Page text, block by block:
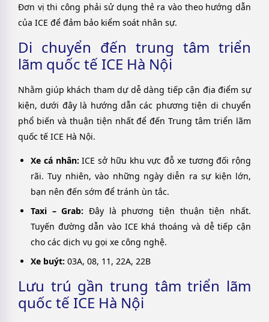
Đơn vị thi công phải sử dụng thẻ ra vào theo hướng dẫn
của ICE để đảm bảo kiểm soát nhân sự.
Di chuyển đến trung tâm triển
lãm quốc tế ICE Hà Nội
Nhằm giúp khách tham dự dễ dàng tiếp cận địa điểm sự
kiện, dưới đây là hướng dẫn các phương tiện di chuyển
phổ biến và thuận tiện nhất để đến Trung tâm triển lãm
quốc tế ICE Hà Nội.
Xe cá nhân:ICE sở hữu khu vực đỗ xe tương đối rộng
rãi. Tuy nhiên, vào những ngày diễn ra sự kiện lớn,
bạn nên đến sớm để tránh ùn tắc.
Taxi – Grab: Đây là phương tiện thuận tiện nhất.
Tuyến đường dẫn vào ICE khá thoáng và dễ tiếp cận
cho các dịch vụ gọi xe công nghệ.
Xe buýt: 03A, 08, 11, 22A, 22B
Lưu trú gần trung tâm triển lãm
quốc tế ICE Hà Nội